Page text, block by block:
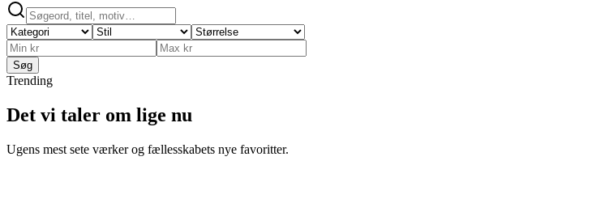
Søg
Trending
Det vi taler om lige nu
Ugens mest sete værker og fællesskabets nye favoritter.